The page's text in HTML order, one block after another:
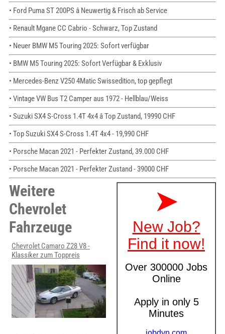
• Ford Puma ST 200PS â Neuwertig & Frisch ab Service
• Renault Mgane CC Cabrio - Schwarz, Top Zustand
• Neuer BMW M5 Touring 2025: Sofort verfügbar
• BMW M5 Touring 2025: Sofort Verfügbar & Exklusiv
• Mercedes-Benz V250 4Matic Swissedition, top gepflegt
• Vintage VW Bus T2 Camper aus 1972 - Hellblau/Weiss
• Suzuki SX4 S-Cross 1.4T 4x4 â Top Zustand, 19990 CHF
• Top Suzuki SX4 S-Cross 1.4T 4x4 - 19,990 CHF
• Porsche Macan 2021 - Perfekter Zustand, 39.000 CHF
• Porsche Macan 2021 - Perfekter Zustand - 39000 CHF
Weitere
Chevrolet
Fahrzeuge
Chevrolet Camaro Z28 V8 -
Klassiker zum Toppreis